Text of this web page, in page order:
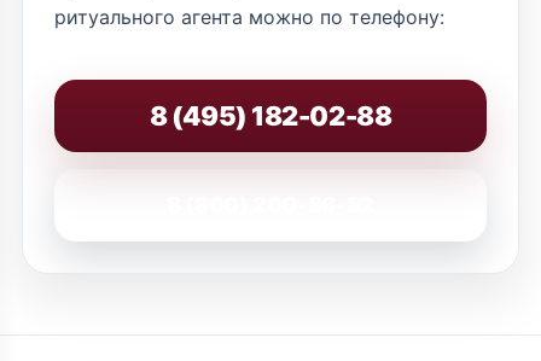
ритуального агента можно по телефону:
8 (495) 182-02-88